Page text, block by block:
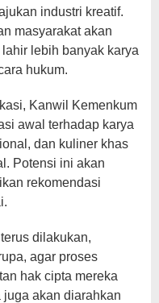
industri kreatif.
masyarakat akan
lebih banyak karya
hukum.
Kanwil Kemenkum
awal terhadap karya
dan kuliner khas
Potensi ini akan
rekomendasi
dilakukan,
agar proses
hak cipta mereka
juga akan diarahkan